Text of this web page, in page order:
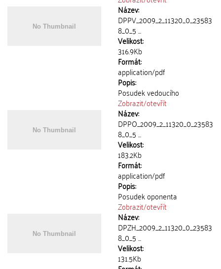
Název:
DPPV_2009_2_11320_0_23583
8_0_5 ...
Velikost:
316.9Kb
Formát:
application/pdf
Popis:
Posudek vedoucího
Zobrazit/otevřít
Název:
DPPO_2009_2_11320_0_23583
8_0_5 ...
Velikost:
183.2Kb
Formát:
application/pdf
Popis:
Posudek oponenta
Zobrazit/otevřít
Název:
DPZH_2009_2_11320_0_23583
8_0_5 ...
Velikost:
131.5Kb